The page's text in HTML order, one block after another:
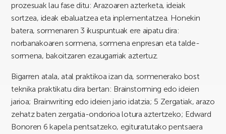
prozesuak lau fase ditu: Arazoaren azterketa, ideiak
sortzea, ideak ebaluatzea eta inplementatzea. Honekin
batera, sormenaren 3 ikuspuntuak ere aipatu dira:
norbanakoaren sormena, sormena enpresan eta talde-
sormena, bakoitzaren ezaugarriak aztertuz.
Bigarren atala, atal praktikoa izan da, sormenerako bost
teknika praktikatu dira bertan: Brainstorming edo ideien
jarioa; Brainwriting edo ideien jario idatzia; 5 Zergatiak, arazo
zehatz baten zergatia-ondorioa lotura aztertzeko; Edward
Bonoren 6 kapela pentsatzeko, egituratutako pentsaera